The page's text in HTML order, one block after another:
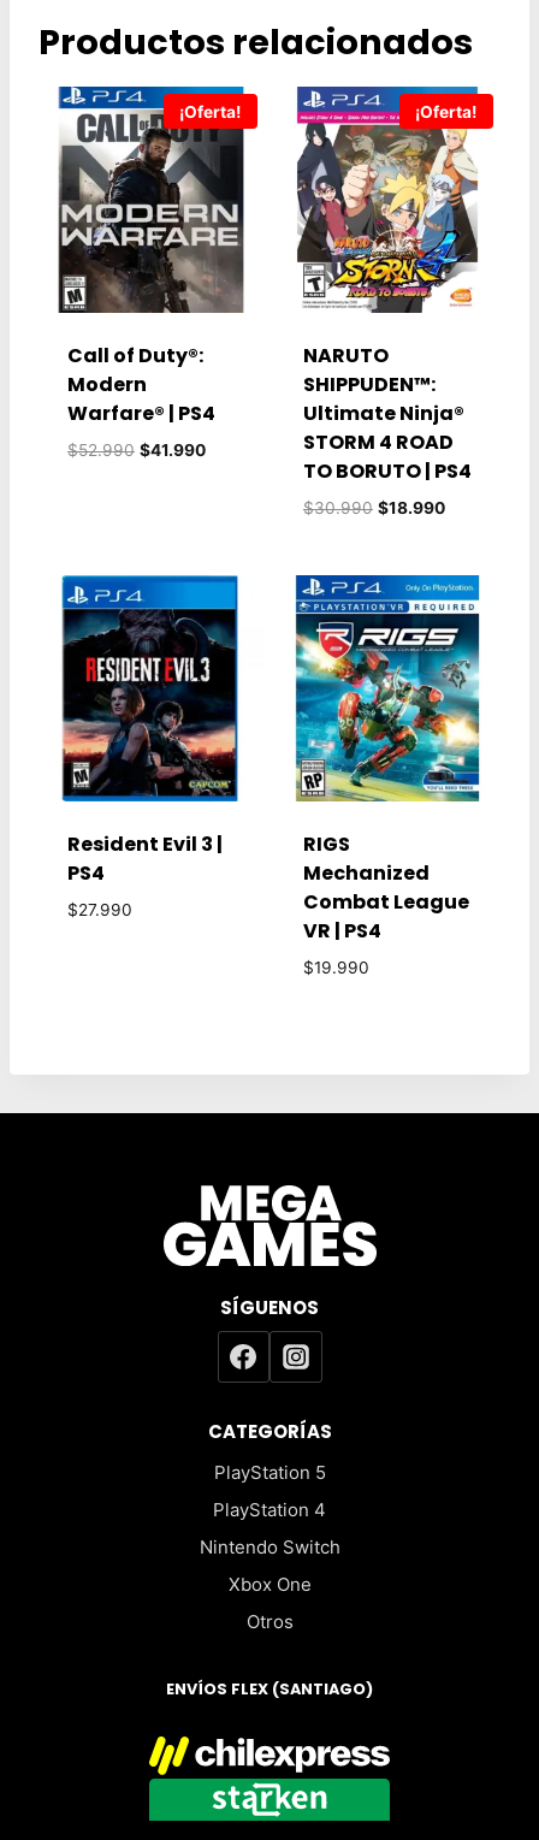
Productos relacionados
¡Oferta!
Call of Duty®:
Modern
Warfare® | PS4
$52.990 El
$41.990El
¡Oferta!
NARUTO
SHIPPUDEN™:
Ultimate Ninja®
STORM 4 ROAD
TO BORUTO | PS4
$30.990 El
era:
$30.990.
$18.990El
es:
$18.990.
Resident Evil 3 |
PS4
$27.990
RIGS
Mechanized
Combat League
VR | PS4
$19.990
SÍGUENOS
CATEGORÍAS
PlayStation 5
PlayStation 4
Nintendo Switch
Xbox One
Otros
ENVÍOS FLEX (SANTIAGO)